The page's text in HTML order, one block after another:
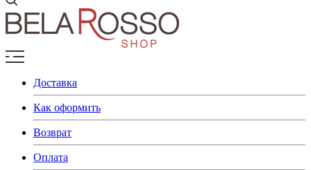
Доставка
Как оформить
Возврат
Оплата